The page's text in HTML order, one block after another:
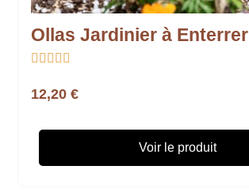
Ollas Jardinier à Enterrer
    
12,20 €
Voir le produit